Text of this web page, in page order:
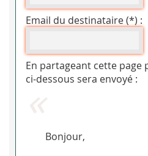
Email du destinataire (*) :
En partageant cette page
ci-dessous sera envoyé :
Bonjour,